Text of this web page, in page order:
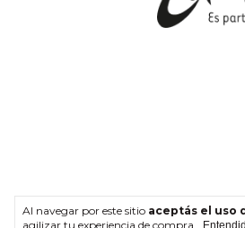
Al navegar por este sitio aceptás el uso
agilizar tu experiencia de compra.
Defensa de las y los